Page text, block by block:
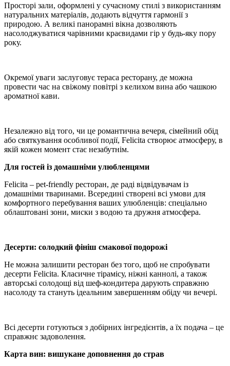
Просторі зали, оформлені у сучасному стилі з використанням
натуральних матеріалів, додають відчуття гармонії з
природою. А великі панорамні вікна дозволяють
насолоджуватися чарівними краєвидами гір у будь-яку пору
року.
Окремої уваги заслуговує тераса ресторану, де можна
провести час на свіжому повітрі з келихом вина або чашкою
ароматної кави.
Незалежно від того, чи це романтична вечеря, сімейний обід
або святкування особливої події, Felicita створює атмосферу, в
якій кожен момент стає незабутнім.
Для гостей із домашніми улюбленцями
Felicita – pet-friendly ресторан, де раді відвідувачам із
домашніми тваринами. Всередині створені всі умови для
комфортного перебування ваших улюбленців: спеціально
облаштовані зони, миски з водою та дружня атмосфера.
Десерти: солодкий фініш смакової подорожі
Не можна залишити ресторан без того, щоб не спробувати
десерти Felicita. Класичне тірамісу, ніжні каннолі, а також
авторські солодощі від шеф-кондитера дарують справжню
насолоду та стануть ідеальним завершенням обіду чи вечері.
Всі десерти готуються з добірних інгредієнтів, а їх подача – це
справжнє задоволення.
Карта вин: вишукане доповнення до страв